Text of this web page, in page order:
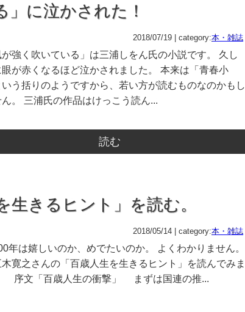
」に泣かされた！
2018/07/19 | category:本・雑誌
強く吹いている」は三浦しをん氏の小説です。 久し
が赤くなるほど泣かされました。 本来は「青春小
う括りのようですから、若い方が読むものなのかもし
。 三浦氏の作品はけっこう読ん...
読む
生きるヒント」を読む。
2018/05/14 | category:本・雑誌
年は嬉しいのか、めでたいのか。 よくわかりません。
寛之さんの「百歳人生を生きるヒント」を読んでみま
序文「百歳人生の衝撃」 まずは国連の推...